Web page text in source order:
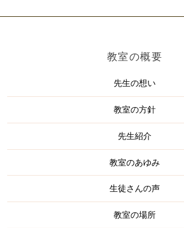
教室の概要
先生の想い
教室の方針
先生紹介
教室のあゆみ
生徒さんの声
教室の場所